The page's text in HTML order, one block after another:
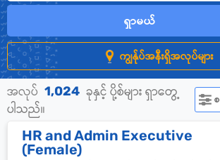
ရှာမယ်
ကျွန်ုပ်အနီးရှိအလုပ်များ
အလုပ် 1,024 ခုနှင့် ပို့စ်များ ရှာတွေ့
ပါသည်။
HR and Admin Executive
(Female)